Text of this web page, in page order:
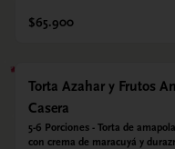
de arroz, harina de quinoa,
*contiene un derivado de
conocido como caseína.
Arándanos.
$65.900
Torta Azahar y Frutos
Casera
5-6 Porciones - Torta de
con crema de maracuyá y